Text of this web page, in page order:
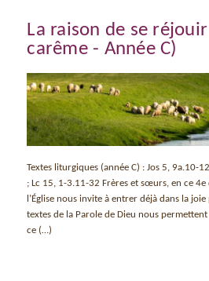
La raison de se
carême - Année C)
Textes liturgiques (année C) : Jos 5, 9a.10-
; Lc 15, 1-3.11-32 Frères et sœurs, en ce
l’Église nous invite à entrer déjà dans la joie
textes de la Parole de Dieu nous
ce (…)